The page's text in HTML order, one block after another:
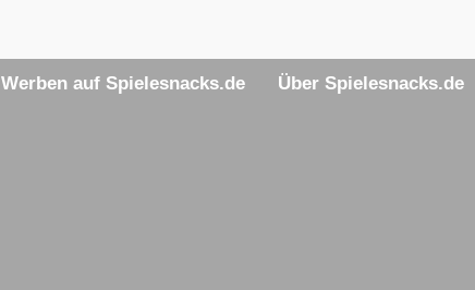
Werben auf Spielesnacks.de Über Spielesnacks.de